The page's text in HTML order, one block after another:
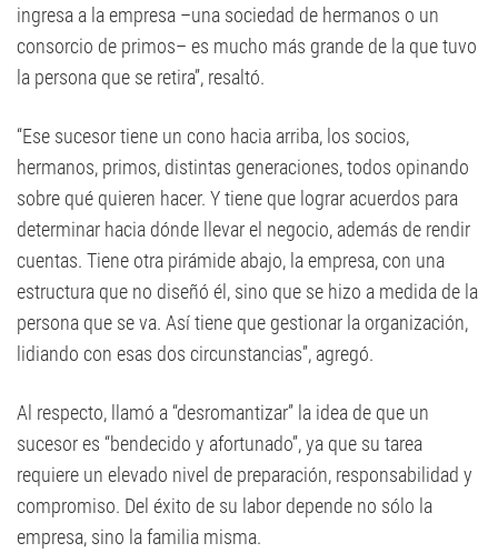
ingresa a la empresa –una sociedad de hermanos o un
consorcio de primos– es mucho más grande de la que tuvo
la persona que se retira”, resaltó.
“Ese sucesor tiene un cono hacia arriba, los socios,
hermanos, primos, distintas generaciones, todos opinando
sobre qué quieren hacer. Y tiene que lograr acuerdos para
determinar hacia dónde llevar el negocio, además de rendir
cuentas. Tiene otra pirámide abajo, la empresa, con una
estructura que no diseñó él, sino que se hizo a medida de la
persona que se va. Así tiene que gestionar la organización,
lidiando con esas dos circunstancias”, agregó.
Al respecto, llamó a “desromantizar” la idea de que un
sucesor es “bendecido y afortunado”, ya que su tarea
requiere un elevado nivel de preparación, responsabilidad y
compromiso. Del éxito de su labor depende no sólo la
empresa, sino la familia misma.